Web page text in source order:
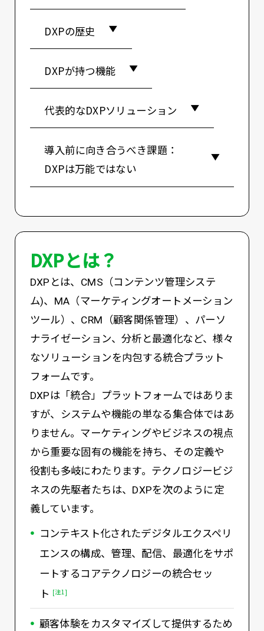
DXPの歴史
DXPが持つ機能
代表的なDXPソリューション
導入前に向き合うべき課題：
DXPは万能ではない
DXPとは？
DXPとは、CMS（コンテンツ管理システ
ム)、MA（マーケティングオートメーション
ツール）、CRM（顧客関係管理）、パーソ
ナライゼーション、分析と最適化など、様々
なソリューションを内包する統合プラット
フォームです。
DXPは「統合」プラットフォームではありま
すが、システムや機能の単なる集合体ではあ
りません。マーケティングやビジネスの視点
から重要な固有の機能を持ち、その定義や
役割も多岐にわたります。テクノロジービジ
ネスの先駆者たちは、DXPを次のように定
義しています。
コンテキスト化されたデジタルエクスペリ
エンスの構成、管理、配信、最適化をサポ
ートするコアテクノロジーの統合セッ
ト [注1]
顧客体験をカスタマイズして提供するため